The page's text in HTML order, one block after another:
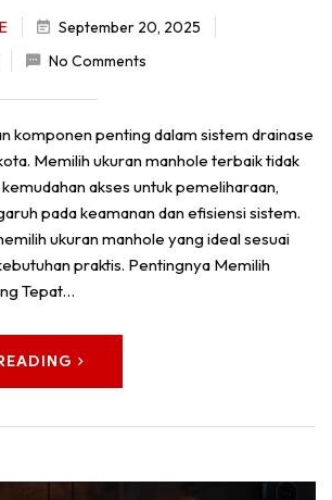
September 20, 2025
No Comments
komponen penting dalam sistem drainase
Memilih ukuran manhole terbaik tidak
akses untuk pemeliharaan,
pada keamanan dan efisiensi sistem.
ukuran manhole yang ideal sesuai
praktis. Pentingnya Memilih
Tepat…